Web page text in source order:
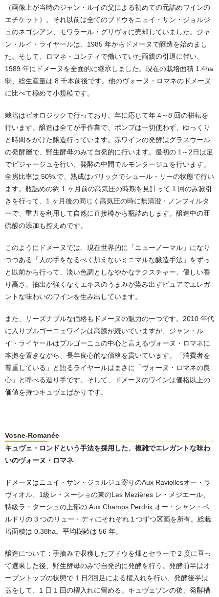
（画像上が当時のジャン・ルイの父による初めての元詰めワインの
エチケット）。それ以前は全てのブドウをニュイ・サン・ジョルジ
ュのネゴシアン、モワラール・グリヴォに売却していました。ジャ
ン・ルイ・ライヤールは、1985 年からドメーヌで醸造を始めまし
た。そして、ロマネ・コンティで働いていた両親の引退に伴い、
1989 年にドメーヌを全面的に継承しました。現在の栽培面積 1.4ha
弱、総生産量は 8 千本前後です。他のヴォーヌ・ロマネのドメーヌ
に比べて極めて小規模です。
栽培はビオロジックで行っており、年に応じて年 4～8 回の耕耘を
行います。醸造は全てが手作業で、ポンプは一切使わず、ゆっくり
と時間をかけた醸造行っています。赤ワインの発酵はグラスウール
の発酵層で、野生酵母のみて自発的に行います。最初の 1～2日は足
でピジャージュを行い、発酵の中間でルモンタージュを行います。
全房比率は 50%.で、熟成はバリックでシュール・リーの状態で行い
ます。瓶詰めの約 1 ヶ月前の高気圧の時期を見計って 1 回のみ澱引
きを行って、1 ヶ月後の同じく高気圧の時に無清澄・ノンフィルタ
ーで、重力を利用して自然に直接樽から瓶詰めします。醸造中の亜
硫酸の添加も控えめです。
このようにドメーヌでは、現在世界的に「ニューノーマル」になり
つつある「人の手をなるべく加えないミニマルな醸造手法」をずっ
と以前から行って、淡い色調としなやかなテクスチャー、優しい香
り高さ、抽出が強くなくエキスのうまみが染み出すピュアでエレガ
ントな味わいのワインを生み出しています。
また、リーズナブルな価格もドメーヌの魅力の一つです。2010 年代
に入りブルゴーニュワインは高騰が続いていますが、ジャン・ル
イ・ライヤールはブルゴーニュの中心と言えるヴォーヌ・ロマネに
本拠を置きながら、⾧年良心的な価格を貫いています。「消費者を
尊重している」と語るライヤールはまさに「ヴォーヌ・ロマネの良
心」と呼べる造り手です。そして、ドメーヌのワインは価格以上の
価値を持つキュヴェばかりです。
Vosne-Romanée
キュヴェ・ロンドという手法を採用した、複雑でエレガントな味わ
いのヴォーヌ・ロマネ
ドメーヌはニュイ・サン・ジョルジュ寄りのAux Raviollesオー・ラ
ヴィオル、1級レ・スーショの東のLes Mezières レ・メジエール、
特級ラ・ターシュの上部の Aux Champs Perdrix オー・シャン・ペ
ルドリの 3 つのリュー・ディにそれぞれ１つずつ区画を所有。総栽
培面積は 0.38ha。平均樹齢は 56 年。
醸造について：手摘みで収穫したブドウを畑とセラーで 2 度に亘っ
て選果した後、野生酵母のみで自発的に発酵を行う。発酵前半はオ
ープントップの状態で 1 日2回足による櫂入れを行い、発酵後半は
蓋をして、1 日 1 回の櫂入れに留める。キュヴェゾンの後、発酵槽